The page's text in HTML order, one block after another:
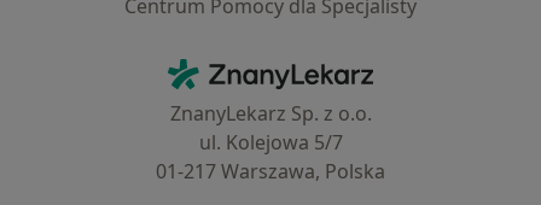
Centrum Pomocy dla Specjalisty
ZnanyLekarz - Strona główna
ZnanyLekarz Sp. z o.o.
ul. Kolejowa 5/7
01-217 Warszawa, Polska